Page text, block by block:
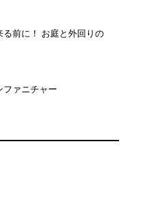
前に！ お庭と外回りの
ファニチャー